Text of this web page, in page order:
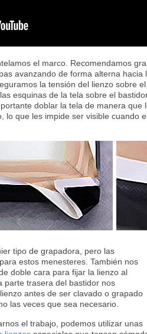
el marco. Recomendamos
avanzando de forma alterna hacia
la tensión del lienzo sobre
esquinas de la tela sobre el
doblar la tela de manera que
lo que les impide ser visible cuando
tipo de grapadora, pero las
estos menesteres. También nos
doble cara para fijar la lienzo al
parte trasera del bastidor nos
antes de ser clavado o grapado
las veces que sea necesario.
el trabajo, podemos utilizar unas